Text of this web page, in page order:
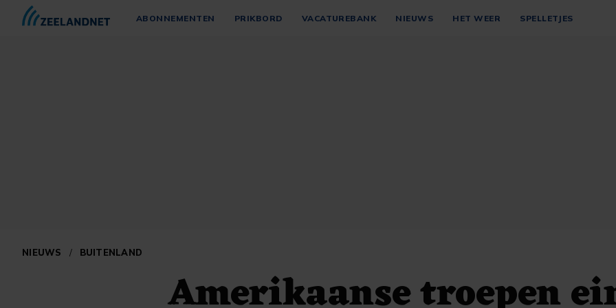
ABONNEMENTEN PRIKBORD VACATUREBANK NIEUWS HET WEER SPELLETJES
NIEUWS / BUITENLAND